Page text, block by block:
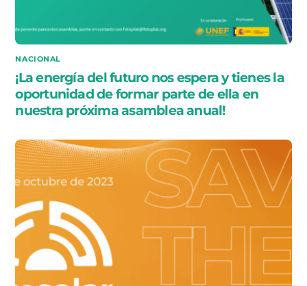
NACIONAL
¡La energía del futuro nos espera y tienes la
oportunidad de formar parte de ella en
nuestra próxima asamblea anual!